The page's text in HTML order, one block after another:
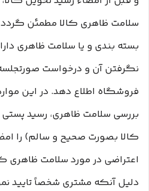
سلامت ظاهری کالا مطمئن گردد
بسته بندی و یا سلامت ظاهری
نگرفتن آن و درخواست
فروشگاه اطلاع دهد. در این
بررسی سلامت ظاهری، رسید پستی
کالا بصورت صحیح و سالم) را
اعتراضی در مورد سلامت ظاهری
دلیل آنکه مشتری شخصاً تایید